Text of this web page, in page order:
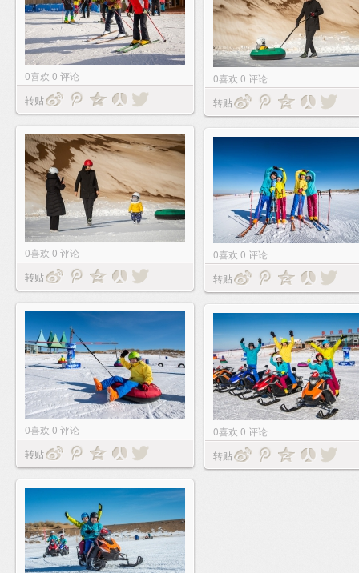
0喜欢 0 评论
转贴
0喜欢 0 评论
转贴
0喜欢 0 评论
转贴
0喜欢 0 评论
转贴
0喜欢 0 评论
转贴
0喜欢 0 评论
转贴